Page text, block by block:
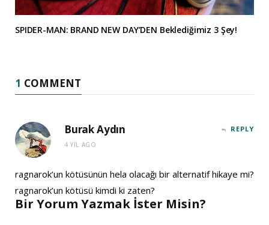
SPIDER-MAN: BRAND NEW DAY’DEN Beklediğimiz 3 Şey!
1 COMMENT
Burak Aydın
4 YIL AGO
REPLY
ragnarok’un kötüsünün hela olacağı bir alternatif hikaye mi?
ragnarok’un kötüsü kimdi ki zaten?
Bir Yorum Yazmak İster Misin?